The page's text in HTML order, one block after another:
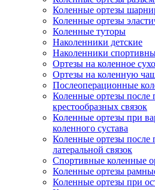
Коленные ортезы
Коленные ортезы
Коленные туторы
Наколенники детские
Наколенники
Ортезы на коленное
Ортезы на коленную
Послеоперационные
Коленные ортезы после
крестообразных связок
Коленные ортезы при
коленного сустава
Коленные ортезы
латеральной связок
Спортивные коленные
Коленные ортезы
Коленные ортезы при